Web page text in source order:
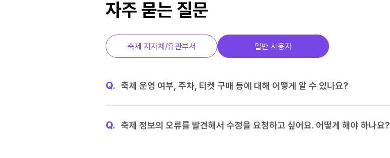
자주 묻는 질문
축제 지자체/유관부서 일반 사용자
Q. 축제 운영 여부, 주차, 티켓 구매 등에 대해 어떻게 알 수 있나요?
Q. 축제 정보의 오류를 발견해서 수정을 요청하고 싶어요. 어떻게 해야 하나요?